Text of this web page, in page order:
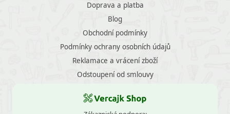
Doprava a platba
Blog
Obchodní podmínky
Podmínky ochrany osobních údajů
Reklamace a vrácení zboží
Odstoupení od smlouvy